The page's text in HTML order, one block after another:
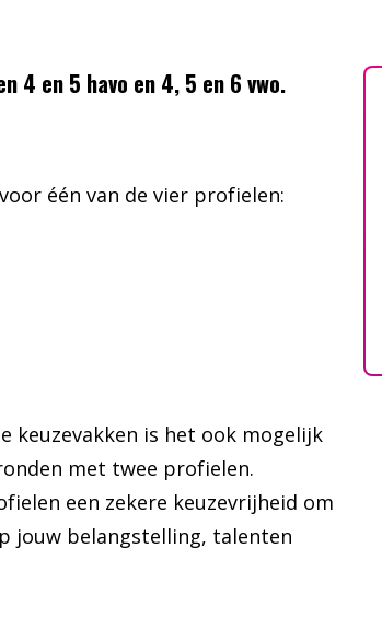
4 en 5 havo en 4, 5 en 6 vwo.
één van de vier profielen:
keuzevakken is het ook mogelijk
met twee profielen.
een zekere keuzevrijheid om
jouw belangstelling, talenten